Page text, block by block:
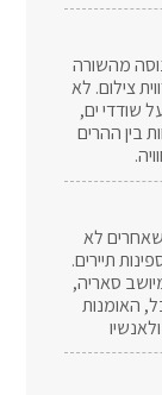
מהשורה
צילום. לא
שודדי ים,
בין ההרים
שאחרים לא
תיירים.
סאריה,
האומנות